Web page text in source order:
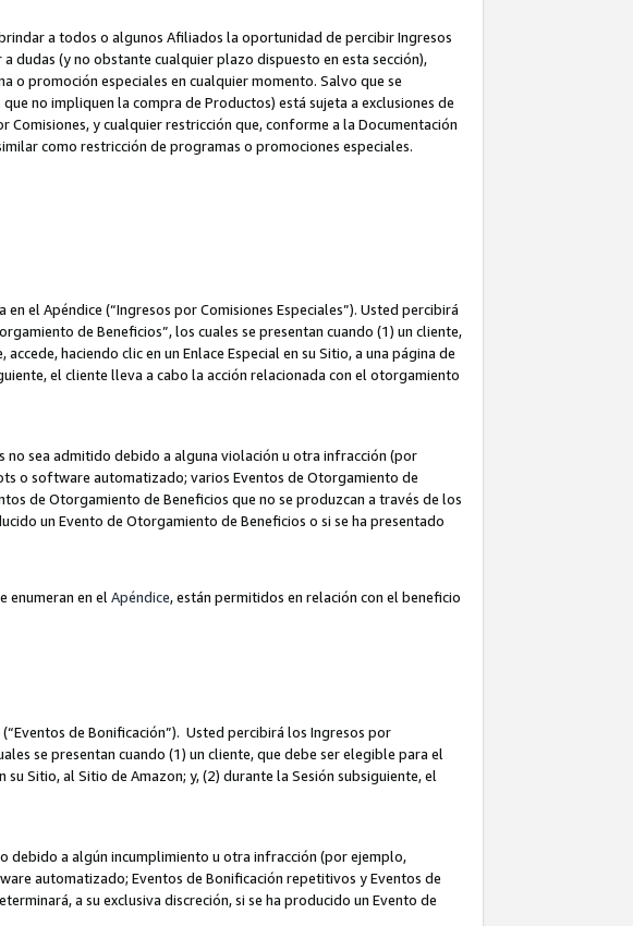
a todos o algunos Afiliados la oportunidad de percibir Ingresos
dudas (y no obstante cualquier plazo dispuesto en esta sección),
o promoción especiales en cualquier momento. Salvo que se
no impliquen la compra de Productos) está sujeta a exclusiones de
Comisiones, y cualquier restricción que, conforme a la Documentación
como restricción de programas o promociones especiales.
el Apéndice (“Ingresos por Comisiones Especiales”). Usted percibirá
de Beneficios”, los cuales se presentan cuando (1) un cliente,
haciendo clic en un Enlace Especial en su Sitio, a una página de
el cliente lleva a cabo la acción relacionada con el otorgamiento
no sea admitido debido a alguna violación u otra infracción (por
o software automatizado; varios Eventos de Otorgamiento de
de Otorgamiento de Beneficios que no se produzcan a través de los
un Evento de Otorgamiento de Beneficios o si se ha presentado
enumeran en el Apéndice, están permitidos en relación con el beneficio
(“Eventos de Bonificación”). Usted percibirá los Ingresos por
se presentan cuando (1) un cliente, que debe ser elegible para el
su Sitio, al Sitio de Amazon; y, (2) durante la Sesión subsiguiente, el
debido a algún incumplimiento u otra infracción (por ejemplo,
automatizado; Eventos de Bonificación repetitivos y Eventos de
a su exclusiva discreción, si se ha producido un Evento de